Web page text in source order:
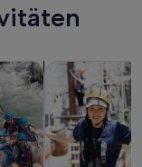
Tab geöffnet
Wird in einem
Wird in
Kurse &